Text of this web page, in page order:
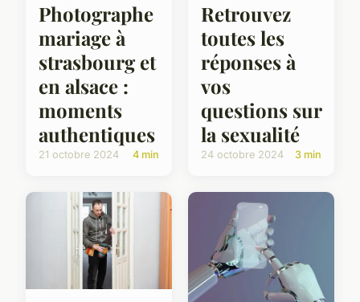
Photographe
mariage à
strasbourg et
en alsace :
moments
authentiques
21 octobre 2024 4 min
Retrouvez
toutes les
réponses à
vos
questions sur
la sexualité
24 octobre 2024 3 min